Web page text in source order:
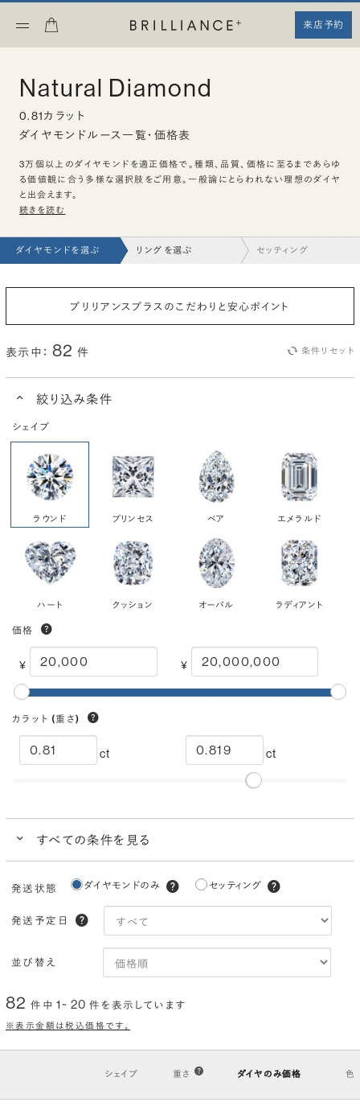
来店予約
Natural Diamond
0.81カラット
ダイヤモンドルース一覧・価格表
3万個以上のダイヤモンドを適正価格で。種類、品質、価格に至るまであらゆ
る価値観に合う多様な選択肢をご用意。一般論にとらわれない理想のダイヤ
と出会えます。
続きを読む
ダイヤモンドを選ぶ リングを選ぶ セッティング
ブリリアンスプラスのこだわりと安心ポイント
表示中： 82件 条件リセット
絞り込み条件
シェイプ
ラウンド プリンセス ペア エメラルド
ハート クッション オーバル ラディアント
価格
¥ ¥
カラット (重さ)
ct ct
すべての条件を見る
ブランドで人気の品質 ダイヤモンドでプロポーズにおすすめ
I
VS2 VS1 VVS2 VVS1 IF FL
カット(輝き)
発送状態 ダイヤモンドのみ セッティング
発送予定日
並び替え
82件中1~ 20 件を表示しています
※表示金額は税込価格です。
シェイプ 重さ ダイヤのみ価格 色